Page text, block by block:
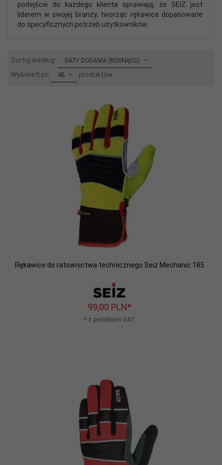
podejście do każdego klienta sprawiają, że SEIZ jest
liderem w swojej branży, tworząc rękawice dopasowane
do specyficznych potrzeb użytkowników.
Sortuj według: sortDATY DODANIA (ROSNĄCO)
Wyświetl po pop48 produktów
Rękawice do ratownictwa technicznego Seiz Mechanic 185
99,00 PLN*
* z podatkiem VAT